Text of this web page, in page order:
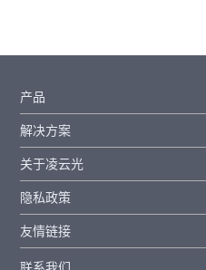
产品
解决方案
关于凌云光
隐私政策
友情链接
联系我们